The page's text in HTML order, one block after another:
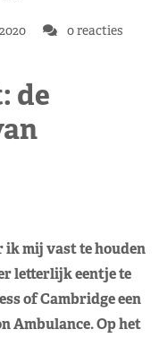
0 reacties
de
ik mij vast te houden
letterlijk eentje te
of Cambridge een
Ambulance. Op het